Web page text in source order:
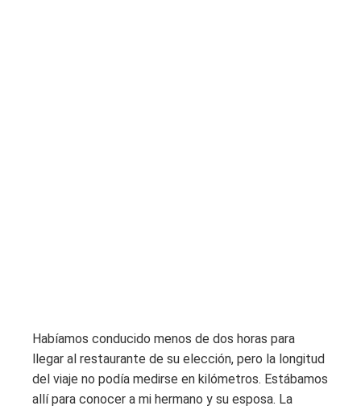
Habíamos conducido menos de dos horas para
llegar al restaurante de su elección, pero la longitud
del viaje no podía medirse en kilómetros. Estábamos
allí para conocer a mi hermano y su esposa. La